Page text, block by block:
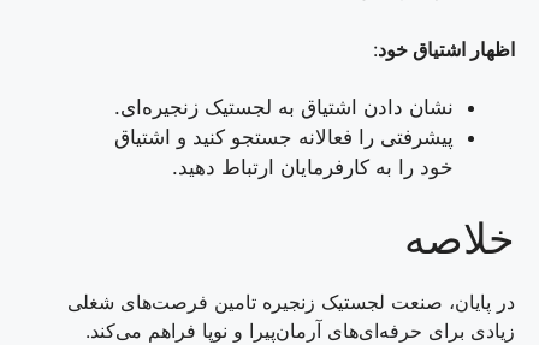
اظهار اشتیاق خود:
نشان دادن اشتیاق به لجستیک زنجیره‌ای.
پیشرفتی را فعالانه جستجو کنید و اشتیاق
خود را به کارفرمایان ارتباط دهید.
خلاصه
در پایان، صنعت لجستیک زنجیره تامین فرصت‌های شغلی
زیادی برای حرفه‌ای‌های آرمان‌پیرا و نوپا فراهم می‌کند.